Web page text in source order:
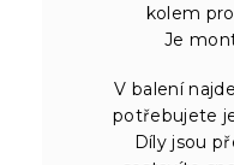
kolem
Je
V balení
potřebujete
Díly jsou